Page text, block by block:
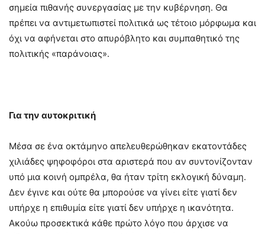
σημεία πιθανής συνεργασίας με την κυβέρνηση. Θα
πρέπει να αντιμετωπιστεί πολιτικά ως τέτοιο μόρφωμα και
όχι να αφήνεται στο απυρόβλητο και συμπαθητικό της
πολιτικής «παράνοιας».
Για την αυτοκριτική
Μέσα σε ένα οκτάμηνο απελευθερώθηκαν εκατοντάδες
χιλιάδες ψηφοφόροι στα αριστερά που αν συντονίζονταν
υπό μια κοινή ομπρέλα, θα ήταν τρίτη εκλογική δύναμη.
Δεν έγινε και ούτε θα μπορούσε να γίνει είτε γιατί δεν
υπήρχε η επιθυμία είτε γιατί δεν υπήρχε η ικανότητα.
Ακούω προσεκτικά κάθε πρώτο λόγο που άρχισε να